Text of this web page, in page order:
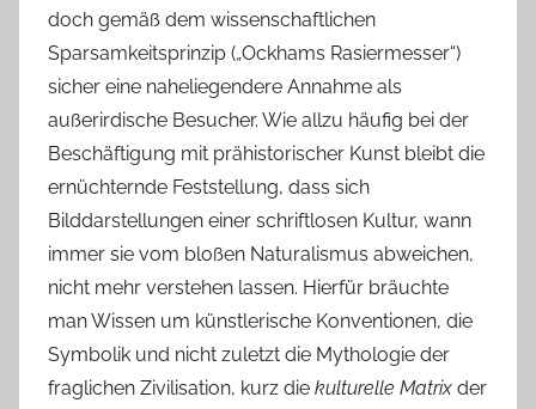
doch gemäß dem wissenschaftlichen
Sparsamkeitsprinzip („Ockhams Rasiermesser“)
sicher eine naheliegendere Annahme als
außerirdische Besucher. Wie allzu häufig bei der
Beschäftigung mit prähistorischer Kunst bleibt die
ernüchternde Feststellung, dass sich
Bilddarstellungen einer schriftlosen Kultur, wann
immer sie vom bloßen Naturalismus abweichen,
nicht mehr verstehen lassen. Hierfür bräuchte
man Wissen um künstlerische Konventionen, die
Symbolik und nicht zuletzt die Mythologie der
fraglichen Zivilisation, kurz die kulturelle Matrix der